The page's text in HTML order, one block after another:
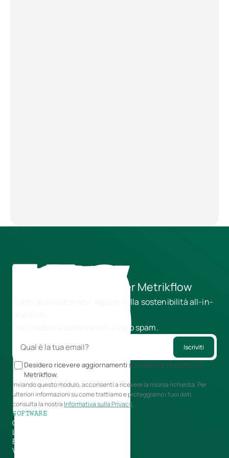
ESG Radar: la newsletter Metrikflow
Tutto quello che devi sapere sulla sostenibilità all-in-
Con cadenza settimanale e zero spam.
Iscriviti
Desidero ricevere aggiornamenti sui rilasci di prodotto di
Metrikflow.
Inviando questo modulo, acconsenti a ricevere la risorsa richiesta. Per
ulteriori informazioni su come trattiamo e proteggiamo i tuoi dati,
consulta la nostra Informativa sulla Privacy.
SOFTWARE
Carbon footprint
LCA
Bilancio di sostenibilità
Valutazione dei fornitori